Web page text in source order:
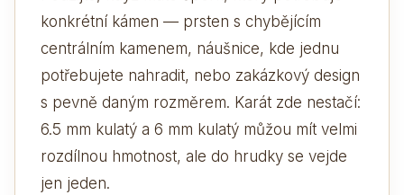
konkrétní kámen — prsten s chybějícím
centrálním kamenem, náušnice, kde jednu
potřebujete nahradit, nebo zakázkový design
s pevně daným rozměrem. Karát zde nestačí:
6.5 mm kulatý a 6 mm kulatý můžou mít velmi
rozdílnou hmotnost, ale do hrudky se vejde
jen jeden.